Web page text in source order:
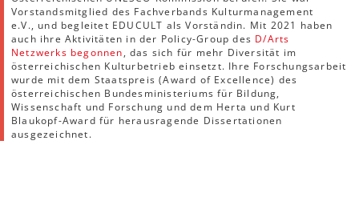
Vorstandsmitglied des Fachverbands Kulturmanagement
e.V., und begleitet EDUCULT als Vorständin. Mit 2021 haben
auch ihre Aktivitäten in der Policy-Group des D/Arts
Netzwerks begonnen, das sich für mehr Diversität im
österreichischen Kulturbetrieb einsetzt. Ihre Forschungsarbeit
wurde mit dem Staatspreis (Award of Excellence) des
österreichischen Bundesministeriums für Bildung,
Wissenschaft und Forschung und dem Herta und Kurt
Blaukopf-Award für herausragende Dissertationen
ausgezeichnet.